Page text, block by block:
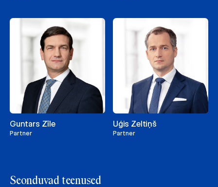
Guntars Zīle
Partner
Uģis Zeltiņš
Partner
Seonduvad teenused